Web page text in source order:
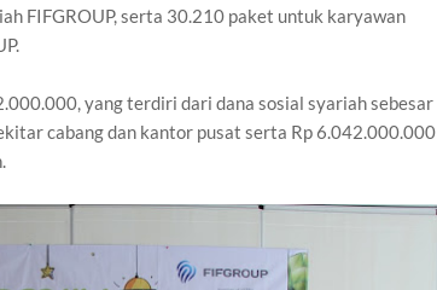
FIFGROUP, serta 30.210 paket untuk karyawan
yang terdiri dari dana sosial syariah sebesar
cabang dan kantor pusat serta Rp 6.042.000.000